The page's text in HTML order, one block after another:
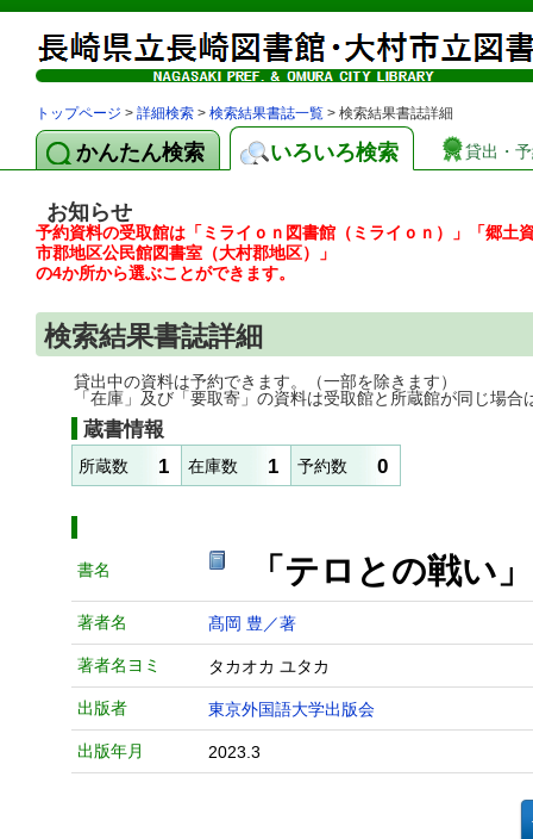
トップページ > 詳細検索 > 検索結果書誌一覧 > 検索結果書誌詳細
かんたん検索 いろいろ検索 貸出・
お知らせ
予約資料の受取館は「ミライｏｎ図書館（ミライｏｎ）」「郷
市郡地区公民館図書室（大村郡地区）」
の4か所から選ぶことができます。
検索結果書誌詳細
貸出中の資料は予約できます。（一部を除きます）
「在庫」及び「要取寄」の資料は受取館と所蔵館が同じ場合
蔵書情報
所蔵数 1 在庫数 1 予約数 0
書名 「テロとの戦
著者名 髙岡 豊／著
著者名ヨミ タカオカ ユタカ
出版者 東京外国語大学出版会
出版年月 2023.3